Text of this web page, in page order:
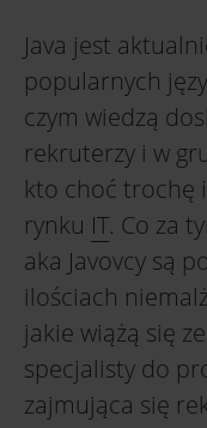
Java jest
popularnych
czym wiedzą
rekruterzy i w
kto choć trochę
rynku IT. Co za
aka Javovcy są
ilościach
jakie wiążą się
specjalisty do
zajmująca się